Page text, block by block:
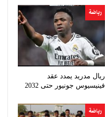
رياضة
ريال مدريد يمدد عقد
فينيسيوس جونيور حتى 2032
رياضة